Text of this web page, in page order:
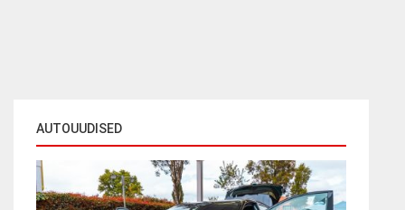
AUTOUUDISED